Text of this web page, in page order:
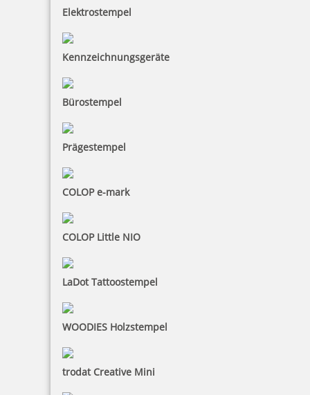
Elektrostempel
Kennzeichnungsgeräte
Bürostempel
Prägestempel
COLOP e-mark
COLOP Little NIO
LaDot Tattoostempel
WOODIES Holzstempel
trodat Creative Mini